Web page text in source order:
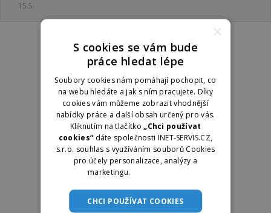
15.5.
×
S cookies se vám bude
práce hledat lépe
Soubory cookies nám pomáhají pochopit, co
na webu hledáte a jak s ním pracujete. Díky
cookies vám můžeme zobrazit vhodnější
nabídky práce a další obsah určený pro vás.
Kliknutím na tlačítko„Chci používat
cookies“ dáte společnosti INET-SERVIS.CZ,
s.r.o. souhlas s využíváním souborů Cookies
pro účely personalizace, analýzy a
marketingu.
CHCI POUŽÍVAT COOKIES